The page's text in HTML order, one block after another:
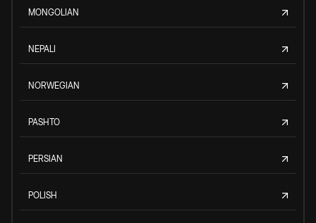
MONGOLIAN
NEPALI
NORWEGIAN
PASHTO
PERSIAN
POLISH